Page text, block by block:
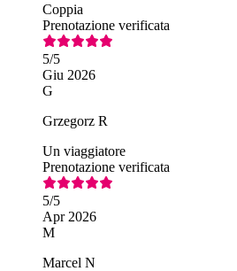
Coppia
Prenotazione verificata
5/5
Giu 2026
G
Grzegorz R
Un viaggiatore
Prenotazione verificata
5/5
Apr 2026
M
Marcel N